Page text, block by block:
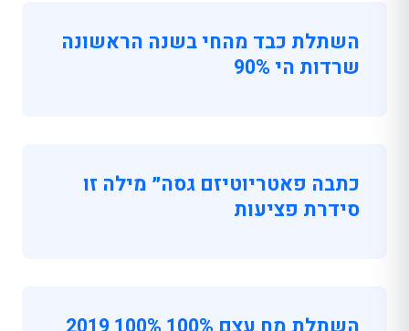
השתלת כבד מהחי בשנה הראשונה
שרדות הי 90%
כתבה פאטריוטיזם גסה״ מילה זו
סידרת פציעות